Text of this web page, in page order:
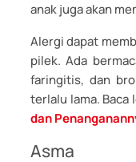
anak juga akan
Alergi dapat
pilek. Ada
faringitis, dan
terlalu lama.
dan
Asma